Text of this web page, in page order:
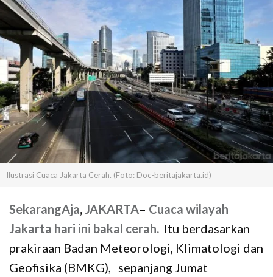
Ilustrasi Cuaca Jakarta Cerah. (Foto: Doc-beritajakarta.id)
SekarangAja, JAKARTA– Cuaca wilayah
Jakarta hari ini bakal cerah. Itu berdasarkan
prakiraan Badan Meteorologi, Klimatologi dan
Geofisika (BMKG), sepanjang Jumat